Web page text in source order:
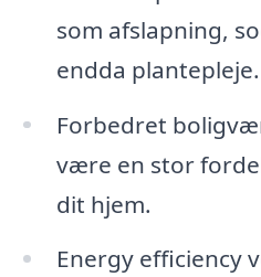
som afslapning,
endda plantepleje.
Forbedret
være en stor
dit hjem.
Energy efficiency